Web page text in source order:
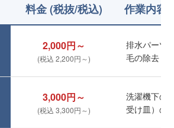
料金 (税抜/税込) 作業内容
2,000円～
(税込 2,200円～)
排水パーツ
毛の除去
3,000円～
(税込 3,300円～)
洗濯機下の
受け皿）の